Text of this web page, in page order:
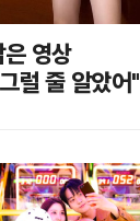
영상
럴 줄 알았어"